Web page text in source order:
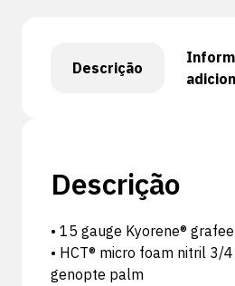
Descrição
Descrição
• 15 gauge Kyorene®
• HCT® micro foam nitril 3/
genopte palm